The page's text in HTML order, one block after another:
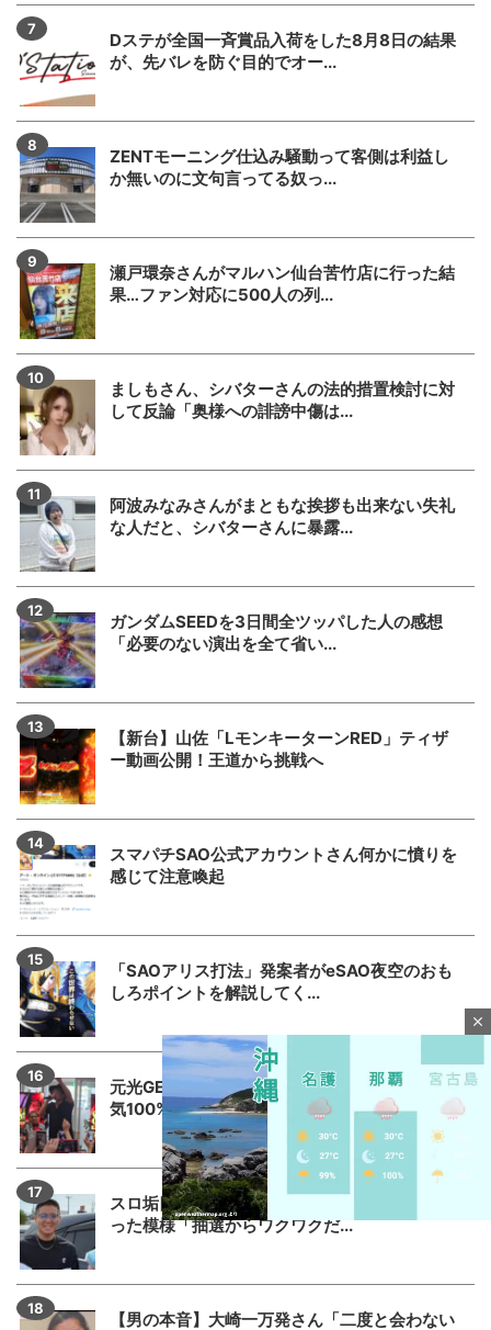
Dステが全国一斉賞品入荷をした8月8日の結果
が、先バレを防ぐ目的でオー...
ZENTモーニング仕込み騒動って客側は利益し
か無いのに文句言ってる奴っ...
瀬戸環奈さんがマルハン仙台苦竹店に行った結
果…ファン対応に500人の列...
ましもさん、シバターさんの法的措置検討に対
して反論「奥様への誹謗中傷は...
阿波みなみさんがまともな挨拶も出来ない失礼
な人だと、シバターさんに暴露...
ガンダムSEEDを3日間全ツッパした人の感想
「必要のない演出を全て省い...
【新台】山佐「LモンキーターンRED」ティザ
ー動画公開！王道から挑戦へ
スマパチSAO公式アカウントさん何かに憤りを
感じて注意喚起
「SAOアリス打法」発案者がeSAO夜空のおも
しろポイントを解説してく...
元光GENJI諸星和己さんのパチ来店が凄い！勇
気100%を歌ってくれた...
スロ垢四皇きーちさん、もうパチ屋が嫌いにな
った模様「抽選からワクワクだ...
【男の本音】大崎一万発さん「二度と会わない
close
M
t